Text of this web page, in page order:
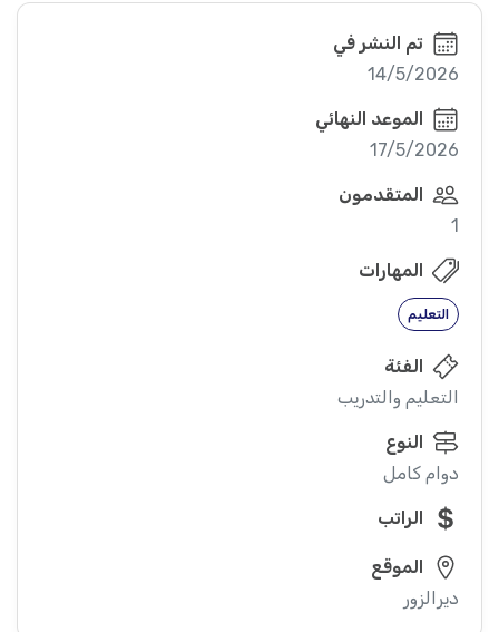
تم النشر في
14/5/2026
الموعد النهائي
17/5/2026
المتقدمون
1
المهارات
التعليم
الفئة
التعليم والتدريب
النوع
دوام كامل
الراتب
الموقع
ديرالزور